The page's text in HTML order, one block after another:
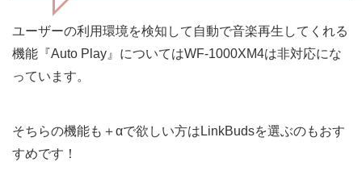
ユーザーの利用環境を検知して自動で音楽再生してくれる
機能『Auto Play』についてはWF-1000XM4は非対応にな
っています。
そちらの機能も＋αで欲しい方はLinkBudsを選ぶのもおす
すめです！